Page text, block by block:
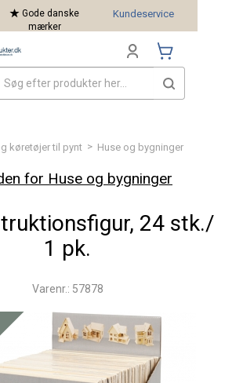
køretøjer til pynt > Huse og bygninger
for Huse og bygninger
24 stk./
1 pk.
Varenr.: 57878
Gode danske
mærker
Kundeservice
Mærker